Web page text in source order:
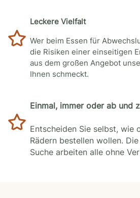
Leckere Vielfalt
Wer beim Essen für
die Risiken einer einseitigen
aus dem großen Angebot
Ihnen schmeckt.
Einmal, immer oder ab und
Entscheiden Sie selbst, wie
Rädern bestellen wollen.
Suche arbeiten alle ohne